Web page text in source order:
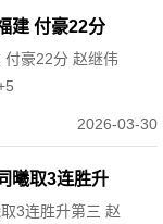
建 付豪22分
邹阳18+5
付豪22分 赵继伟
2026-03-30
曦取3连胜升
昊文缺阵
3连胜升第三 赵